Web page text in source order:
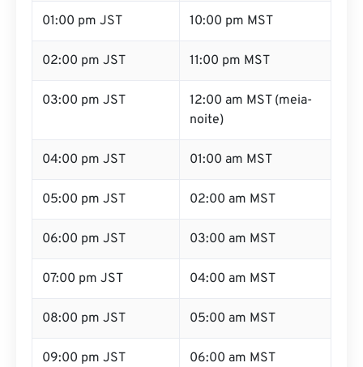
01:00 pm JST 10:00 pm MST
02:00 pm JST 11:00 pm MST
03:00 pm JST
12:00 am MST (meia-
noite)
04:00 pm JST 01:00 am MST
05:00 pm JST 02:00 am MST
06:00 pm JST 03:00 am MST
07:00 pm JST 04:00 am MST
08:00 pm JST 05:00 am MST
09:00 pm JST 06:00 am MST